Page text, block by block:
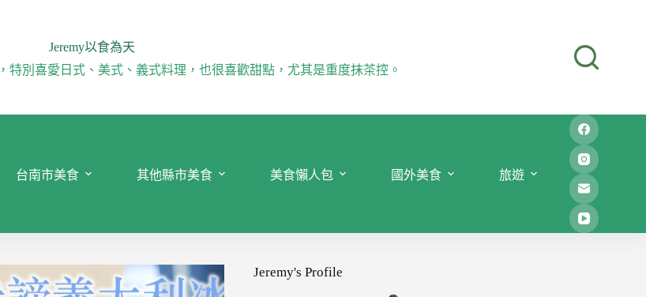
Jeremy以食為天
特別喜愛日式、美式、義式料理，也很喜歡甜點，尤其是重度抹茶控。
台南市美食 其他縣市美食 美食懶人包 國外美食 旅遊
Jeremy's Profile